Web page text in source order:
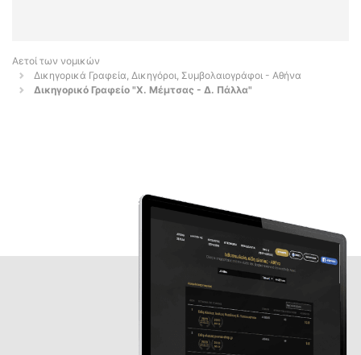
Αετοί των νομικών
Δικηγορικά Γραφεία, Δικηγόροι, Συμβολαιογράφοι - Αθήνα
Δικηγορικό Γραφείο "X. Μέμτσας - Δ. Πάλλα"